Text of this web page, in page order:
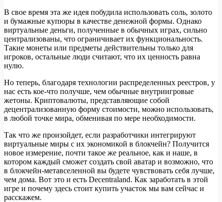
В свое время эта же идея побудила использовать соль, золото
и бумажные купюры в качестве денежной формы. Однако
виртуальные деньги, полученные в обычных играх, сильно
централизованы, что ограничивает их функциональность.
Такие монеты или предметы действительны только для
игроков, остальные люди считают, что их ценность равна
нулю.
Но теперь, благодаря технологии распределенных реестров, у
нас есть кое-что получше, чем обычные внутриигровые
жетоны. Криптовалюты, представляющие собой
децентрализованную форму стоимости, можно использовать,
в любой точке мира, обменивая по мере необходимости.
Так что же произойдет, если разработчики интегрируют
виртуальные миры с их экономикой в блокчейн? Получится
новое измерение, почти такое же реальное, как и наше, в
котором каждый сможет создать свой аватар и возможно, что
в блокчейн-метавселенной вы будете чувствовать себя лучше,
чем дома. Вот это и есть Decentraland. Как заработать в этой
игре и почему здесь стоит купить участок мы вам сейчас и
расскажем.